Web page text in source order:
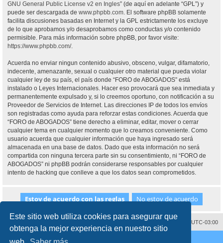
Este sitio web utiliza cookies para asegurar que
obtenga la mejor experiencia en nuestro sitio
GNU General Public License v2 en Ingles” (de aquí en adelante “GPL”) y
puede ser descargada de www.phpbb.com. El software phpBB solamente
facilita discusiones basadas en Internet y la GPL estrictamente los excluye
de lo que aprobamos y/o desaprobamos como conductas y/o contenido
permisible. Para más información sobre phpBB, por favor visite:
https://www.phpbb.com/.
Acuerda no enviar ningun contenido abusivo, obsceno, vulgar, difamatorio,
indecente, amenazante, sexual o cualquier otro material que pueda violar
cualquier ley de su país, el país donde “FORO de ABOGADOS” está
instalado o Leyes Internacionales. Hacer eso provocará que sea inmediata y
permanentemente expulsado y, si lo creemos oportuno, con notificación a su
Proveedor de Servicios de Internet. Las direcciones IP de todos los envíos
son registradas como ayuda para reforzar estas condiciones. Acuerda que
“FORO de ABOGADOS” tiene derecho a eliminar, editar, mover o cerrar
cualquier tema en cualquier momento que lo creamos conveniente. Como
usuario acuerda que cualquier información que haya ingresado será
almacenada en una base de datos. Dado que esta información no será
compartida con ninguna tercera parte sin su consentimiento, ni “FORO de
ABOGADOS” ni phpBB podrán considerarse responsables por cualquier
intento de hacking que conlleve a que los datos sean comprometidos.
Todos los horarios son UTC-03:00
Borrar cookies
Desarrollado por ® Forum Software © phpBB Limited